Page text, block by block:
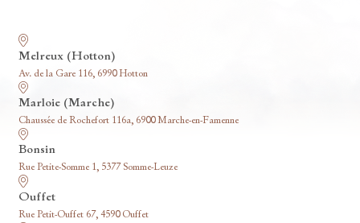
Melreux (Hotton)
Av. de la Gare 116, 6990 Hotton
Marloie (Marche)
Chaussée de Rochefort 116a, 6900 Marche-en-Famenne
Bonsin
Rue Petite-Somme 1, 5377 Somme-Leuze
Ouffet
Rue Petit-Ouffet 67, 4590 Ouffet